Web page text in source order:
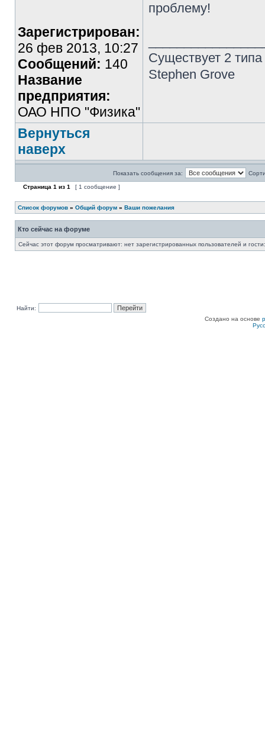
Зарегистрирован:
26 фев 2013, 10:27
Сообщений: 140
Название
предприятия:
ОАО НПО "Физика"
проблему!
Существует 2
Stephen Grove
Вернуться
наверх
Показать сообщения за:
Страница 1 из 1 [ 1 сообщение ]
Список форумов » Общий форум » Ваши пожелания
Кто сейчас на форуме
Сейчас этот форум просматривают: нет зарегистрированных пользователей и
Найти:
Создано на основе